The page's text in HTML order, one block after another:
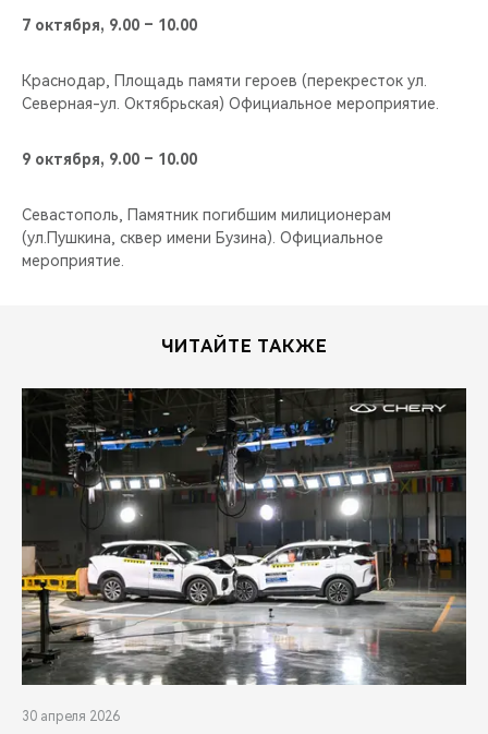
7 октября, 9.00 – 10.00
Краснодар, Площадь памяти героев (перекресток ул.
Северная-ул. Октябрьская) Официальное мероприятие.
9 октября, 9.00 – 10.00
Севастополь, Памятник погибшим милиционерам
(ул.Пушкина, сквер имени Бузина). Официальное
мероприятие.
ЧИТАЙТЕ ТАКЖЕ
30 апреля 2026